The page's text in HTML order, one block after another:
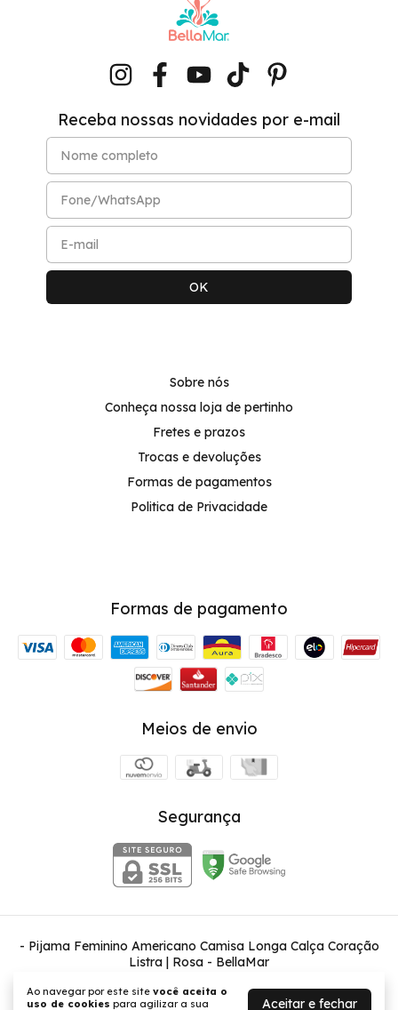
Ao navegar por este site você aceita o
uso de cookies para agilizar a sua Aceitar e fechar
Receba nossas novidades por e-mail
Sobre nós
Conheça nossa loja de pertinho
Fretes e prazos
Trocas e devoluções
Formas de pagamentos
Politica de Privacidade
Formas de pagamento
Meios de envio
Segurança
- Pijama Feminino Americano Camisa Longa Calça Coração
Listra | Rosa - BellaMar